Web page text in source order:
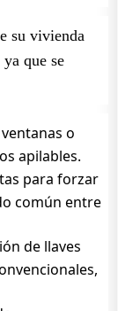
su vivienda
que se
o
apilables.
para forzar
común entre
de llaves